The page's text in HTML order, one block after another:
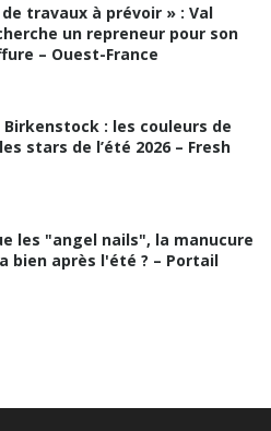
de travaux à prévoir » : Val
un repreneur pour son
– Ouest-France
Birkenstock : les couleurs de
stars de l’été 2026 – Fresh
les "angel nails", la manucure
bien après l'été ? – Portail